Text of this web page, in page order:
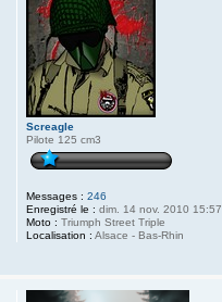
i
n
a
n
o
Screagle
Pilote 125 cm3
Messages : 246
Enregistré le : dim. 14 nov. 2010 15:57
Moto : Triumph Street Triple
Localisation : Alsace - Bas-Rhin